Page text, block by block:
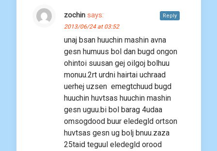
zochin says:
2013/06/24 at 03:52
unaj bsan huuchin mashin avna
gesn humuus bol dan bugd ongon
ohintoi suusan gej oilgoj bolhuu
monuu.2rt urdni hairtai uchraad
uerhej uzsen emegtchuud bugd
huuchin huvtsas huuchin mashin
gesn uguu.bi bol barag 4udaa
omsogdood buur eledegld ortson
huvtsas gesn ug bolj bnuu.zaza
25taid teguul eledegld orood
Reply